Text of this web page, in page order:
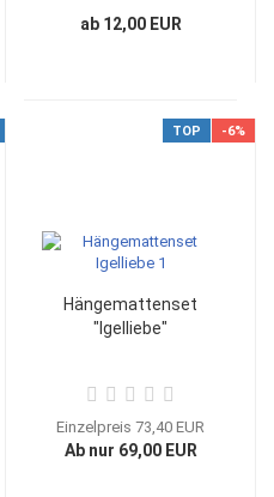
ab 12,00 EUR
TOP -6%
Hängemattenset
"Igelliebe"
Einzelpreis 73,40 EUR
Ab nur 69,00 EUR